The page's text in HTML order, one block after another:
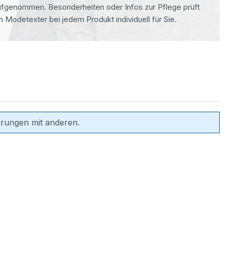
Besonderheiten oder Infos zur Pflege prüft
Modetexter bei jedem Produkt individuell für Sie.
mit anderen.